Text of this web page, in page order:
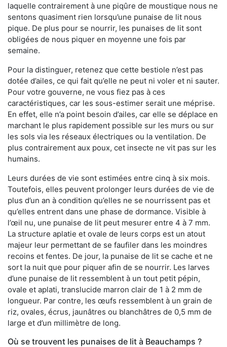
laquelle contrairement à une piqûre de moustique nous ne
sentons quasiment rien lorsqu’une punaise de lit nous
pique. De plus pour se nourrir, les punaises de lit sont
obligées de nous piquer en moyenne une fois par
semaine.
Pour la distinguer, retenez que cette bestiole n’est pas
dotée d’ailes, ce qui fait qu’elle ne peut ni voler et ni sauter.
Pour votre gouverne, ne vous fiez pas à ces
caractéristiques, car les sous-estimer serait une méprise.
En effet, elle n’a point besoin d’ailes, car elle se déplace en
marchant le plus rapidement possible sur les murs ou sur
les sols via les réseaux électriques ou la ventilation. De
plus contrairement aux poux, cet insecte ne vit pas sur les
humains.
Leurs durées de vie sont estimées entre cinq à six mois.
Toutefois, elles peuvent prolonger leurs durées de vie de
plus d’un an à condition qu’elles ne se nourrissent pas et
qu’elles entrent dans une phase de dormance. Visible à
l’œil nu, une punaise de lit peut mesurer entre 4 à 7 mm.
La structure aplatie et ovale de leurs corps est un atout
majeur leur permettant de se faufiler dans les moindres
recoins et fentes. De jour, la punaise de lit se cache et ne
sort la nuit que pour piquer afin de se nourrir. Les larves
d’une punaise de lit ressemblent à un tout petit pépin,
ovale et aplati, translucide marron clair de 1 à 2 mm de
longueur. Par contre, les œufs ressemblent à un grain de
riz, ovales, écrus, jaunâtres ou blanchâtres de 0,5 mm de
large et d’un millimètre de long.
Où se trouvent les punaises de lit à Beauchamps ?